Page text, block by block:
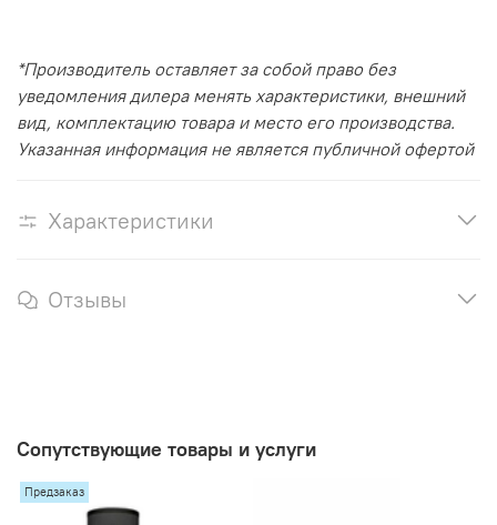
*Производитель оставляет за собой право без
уведомления дилера менять характеристики, внешний
вид, комплектацию товара и место его производства.
Указанная информация не является публичной офертой
Характеристики
Отзывы
Сопутствующие товары и услуги
Предзаказ